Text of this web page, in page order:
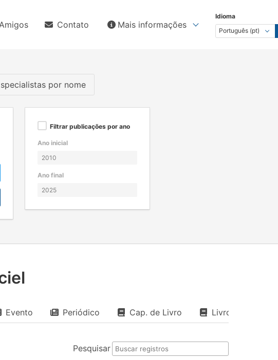
Contato Mais informações
Idioma
por nome
Filtrar publicações por ano
Ano inicial
Ano final
Evento Periódico Cap. de Livro Livro
Pesquisar